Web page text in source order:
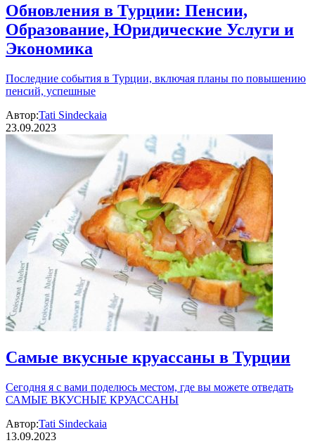
Обновления в Турции: Пенсии,
Образование, Юридические Услуги и
Экономика
Последние события в Турции, включая планы по повышению
пенсий, успешные
Автор:Tati Sindeckaia
23.09.2023
Самые вкусные круассаны в Турции
Сегодня я с вами поделюсь местом, где вы можете отведать
САМЫЕ ВКУСНЫЕ КРУАССАНЫ
Автор:Tati Sindeckaia
13.09.2023